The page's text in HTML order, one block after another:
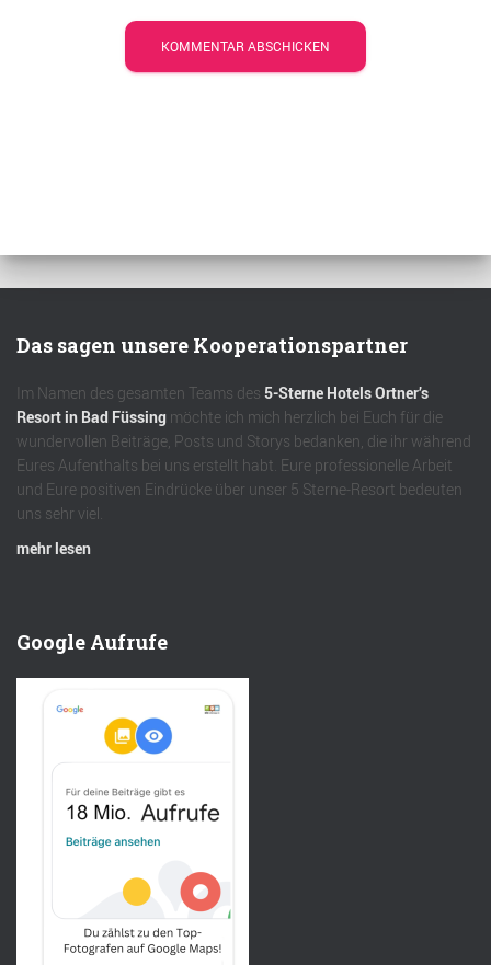
Das sagen unsere Kooperationspartner
Im Namen des gesamten Teams des 5-Sterne Hotels Ortner’s
Resort in Bad Füssing möchte ich mich herzlich bei Euch für die
wundervollen Beiträge, Posts und Storys bedanken, die ihr während
Eures Aufenthalts bei uns erstellt habt. Eure professionelle Arbeit
und Eure positiven Eindrücke über unser 5 Sterne-Resort bedeuten
uns sehr viel.
mehr lesen
Google Aufrufe